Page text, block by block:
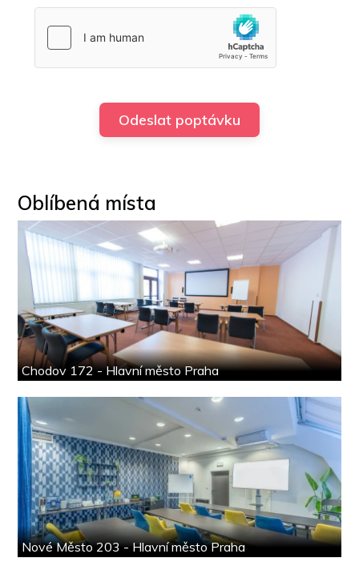
Oblíbená místa
Chodov 172 - Hlavní město Praha
Nové Město 203 - Hlavní město Praha